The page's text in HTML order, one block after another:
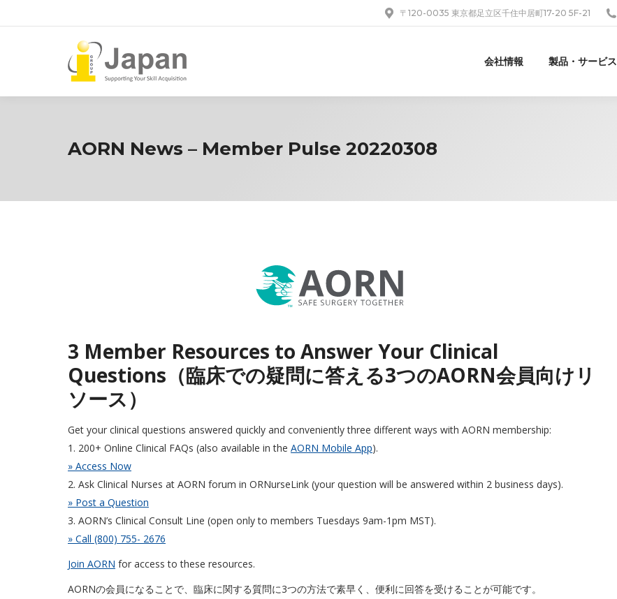
〒120-0035 東京都足立区千住中居町17-20 5F-21
会社情報 製品・サービス
AORN News – Member Pulse 20220308
3 Member Resources to Answer Your Clinical
Questions（臨床での疑問に答える3つのAORN会員向けリ
ソース）
Get your clinical questions answered quickly and conveniently three different ways with AORN membership:
1. 200+ Online Clinical FAQs (also available in the AORN Mobile App).
» Access Now
2. Ask Clinical Nurses at AORN forum in ORNurseLink (your question will be answered within 2 business days).
» Post a Question
3. AORN’s Clinical Consult Line (open only to members Tuesdays 9am-1pm MST).
» Call (800) 755- 2676
Join AORN for access to these resources.
AORNの会員になることで、臨床に関する質問に3つの方法で素早く、便利に回答を受けることが可能です。